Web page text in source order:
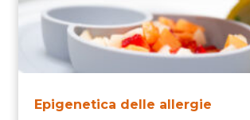
Epigenetica delle allergie